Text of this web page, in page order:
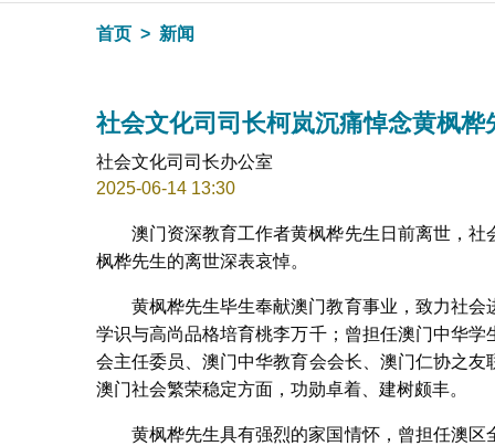
首页 新闻
社会文化司司长柯岚沉痛悼念黄枫桦
社会文化司司长办公室
2025-06-14 13:30
澳门资深教育工作者黄枫桦先生日前离世，
枫桦先生的离世深表哀悼。
黄枫桦先生毕生奉献澳门教育事业，致力社
学识与高尚品格培育桃李万千；曾担任澳门中华
会主任委员、澳门中华教育会会长、澳门仁协之
澳门社会繁荣稳定方面，功勋卓着、建树颇丰。
黄枫桦先生具有强烈的家国情怀，曾担任澳